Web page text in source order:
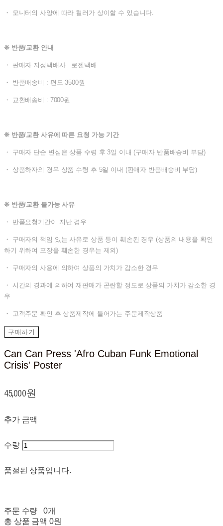
・ 모니터의 사양에 따라 컬러가 상이할 수 있습니다.
❊ 반품/교환 안내
・ 판매자 지정택배사 : 로젠택배
・ 반품배송비 : 편도 3500원
・ 교환배송비 : 7000원
❊ 반품/교환 사유에 따른 요청 가능 기간
・ 구매자 단순 변심은 상품 수령 후 3일 이내 (구매자 반품배송비 부담)
・ 상품하자의 경우 상품 수령 후 5일 이내 (판매자 반품배송비 부담)
❊ 반품/교환 불가능 사유
・ 반품요청기간이 지난 경우
・ 구매자의 책임 있는 사유로 상품 등이 훼손된 경우 (상품의 내용을 확인
하기 위하여 포장을 훼손한 경우는 제외)
・ 구매자의 사용에 의하여 상품의 가치가 감소한 경우
・ 시간의 경과에 의하여 재판매가 곤란할 정도로 상품의 가치가 감소한 경
우
・ 고객주문 확인 후 상품제작에 들어가는 주문제작상품
구매하기
Can Can Press 'Afro Cuban Funk Emotional
Crisis' Poster
45,000원
추가 금액
수량
품절된 상품입니다.
주문 수량
0개
총 상품 금액 0원